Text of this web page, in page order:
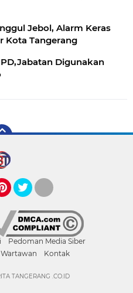
Jebol, Alarm Keras
Kota Tangerang
Pedoman Media Siber
Kontak
TANGERANG .CO.ID